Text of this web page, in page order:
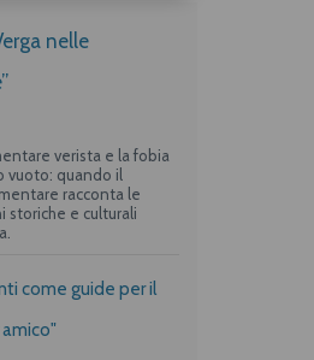
nelle
verista e la fobia
vuoto: quando il
racconta le
storiche e culturali
come guide per il